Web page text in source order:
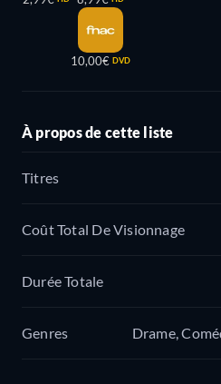
10,00€ DVD
À propos de cette liste
Titres
Coût Total De Visionnage
Durée Totale
Genres Drame,